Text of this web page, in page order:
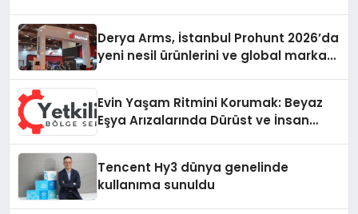
Derya Arms, İstanbul Prohunt 2026’da
yeni nesil ürünlerini ve global marka
Evin Yaşam Ritmini Korumak: Beyaz
Eşya Arızalarında Dürüst ve İnsan
Tencent Hy3 dünya genelinde
kullanıma sunuldu